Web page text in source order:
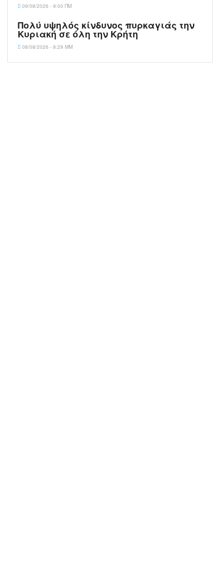
09/08/2026 - 9:00 ΠΜ
Πολύ υψηλός κίνδυνος πυρκαγιάς την
Κυριακή σε όλη την Κρήτη
08/08/2026 - 8:29 ΜΜ